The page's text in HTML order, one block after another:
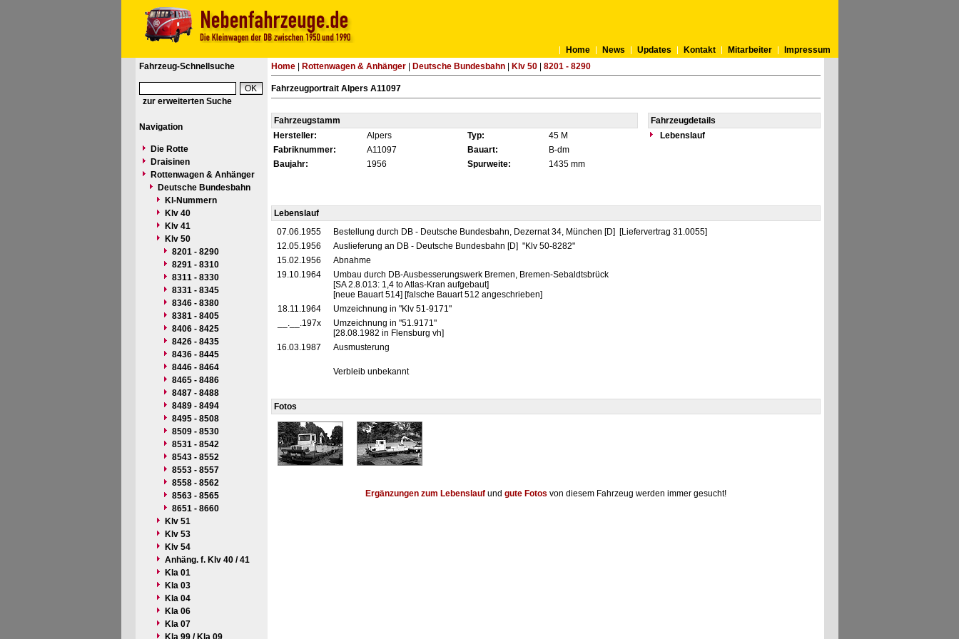
Home News Updates Kontakt Mitarbeiter
Impressum
Fahrzeug-Schnellsuche
zur erweiterten Suche
Navigation
Die Rotte
Draisinen
Rottenwagen & Anhänger
Deutsche Bundesbahn
Kl-Nummern
Klv 40
Klv 41
Klv 50
8201 - 8290
8291 - 8310
8311 - 8330
8331 - 8345
8346 - 8380
8381 - 8405
8406 - 8425
8426 - 8435
8436 - 8445
8446 - 8464
8465 - 8486
8487 - 8488
8489 - 8494
8495 - 8508
8509 - 8530
8531 - 8542
8543 - 8552
8553 - 8557
8558 - 8562
8563 - 8565
8651 - 8660
Klv 51
Klv 53
Klv 54
Anhäng. f. Klv 40 / 41
Kla 01
Kla 03
Kla 04
Kla 06
Kla 07
Kla 99 / Kla 09
Home| Rottenwagen & Anhänger| Deutsche Bundesbahn| Klv 50| 8201 - 8290
Fahrzeugportrait Alpers A11097
Fahrzeugstamm
Fahrzeugdetails
Hersteller:
Alpers Typ: 45 M
Lebenslauf
Fabriknummer:
A11097 Bauart:
B-dm
Baujahr:
1956 Spurweite: 1435 mm
Lebenslauf
07.06.1955
Bestellung durch DB - Deutsche Bundesbahn, Dezernat 34, München [D] [Liefervertrag 31.0055]
12.05.1956
Auslieferung an DB - Deutsche Bundesbahn [D] "Klv 50-8282"
15.02.1956
Abnahme
19.10.1964
Umbau durch DB-Ausbesserungswerk Bremen, Bremen-Sebaldtsbrück
[SA 2.8.013: 1,4 to Atlas-Kran aufgebaut]
[neue Bauart 514] [falsche Bauart 512 angeschrieben]
18.11.1964
Umzeichnung in "Klv 51-9171"
__.__.197x
Umzeichnung in "51.9171"
[28.08.1982 in Flensburg vh]
16.03.1987
Ausmusterung
Verbleib unbekannt
Fotos
Ergänzungen zum Lebenslaufund gute Fotos von diesem Fahrzeug werden immer gesucht!